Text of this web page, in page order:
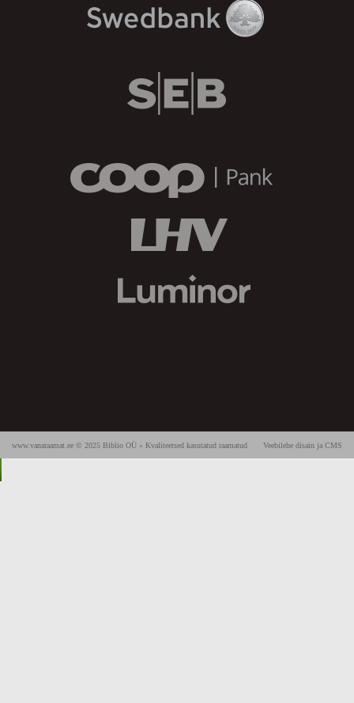
Veebilehe disain ja CMS
www.vanaraamat.ee © 2025 Biblio OÜ » Kvaliteetsed kasutatud raamatud